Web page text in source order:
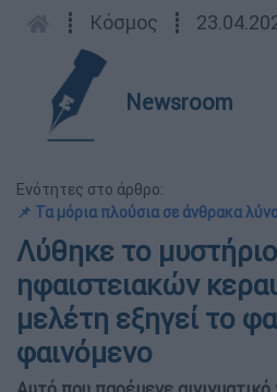
┋ Κόσμος ┋
Newsroom
Ενότητες στο άρθρο:
📌 Τα μόρια πλούσια σε άνθρακα
Λύθηκε το
ηφαιστειακών
μελέτη εξηγεί το
φαινόμενο